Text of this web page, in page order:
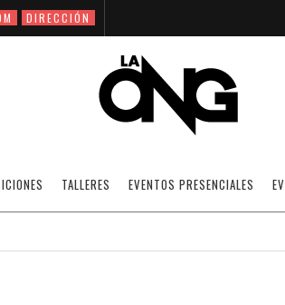
DIRECCIÓN
TALLERES EVENTOS PRESENCIALES
UNA NOCHE EN
ANTOLOGÍA MARGINAL / MORELA CAÑAS ·